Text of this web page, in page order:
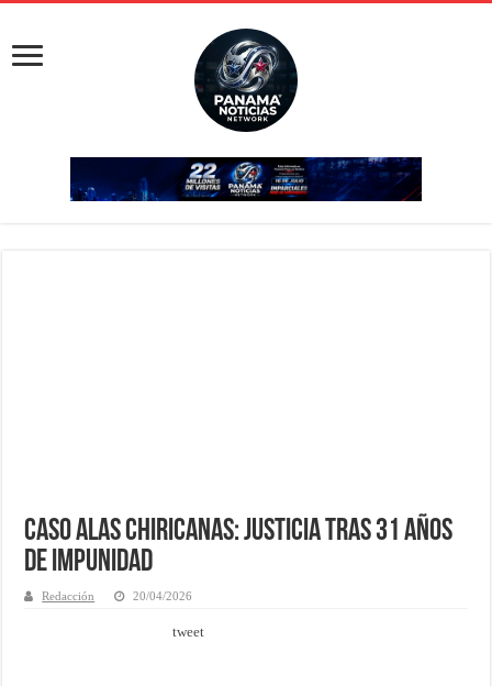
Caso Alas Chiricanas: Justicia tras 31 años
de impunidad
Redacción 20/04/2026
tweet